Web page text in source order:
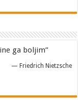
ga boljim”
— Friedrich Nietzsche